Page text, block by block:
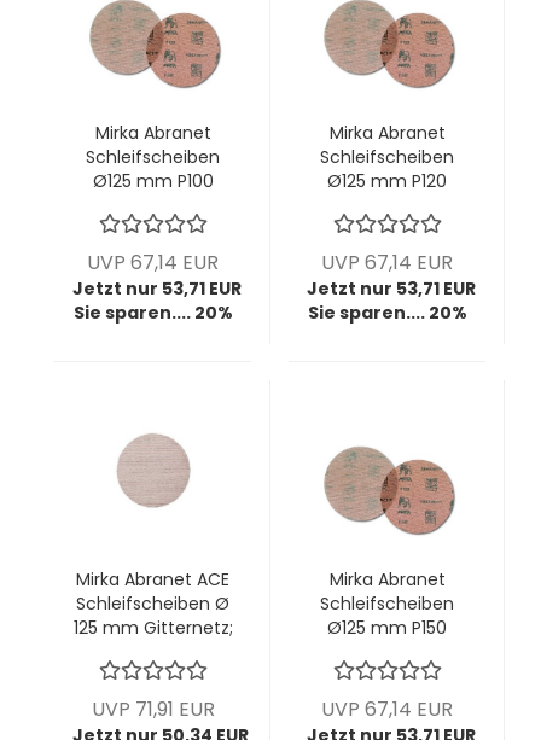
Mirka Abranet
Schleifscheiben
Ø125 mm P100
Stck/Pck
UVP 67,14 EUR
Jetzt nur 53,71 EUR
Sie sparen.... 20%
Mirka Abranet
Schleifscheiben
Ø125 mm P120
Stck/Pck
UVP 67,14 EUR
Jetzt nur 53,71 EUR
Sie sparen.... 20%
Mirka Abranet ACE
Schleifscheiben Ø
125 mm Gitternetz;
Stck/Pck
UVP 71,91 EUR
Jetzt nur 50,34 EUR
Mirka Abranet
Schleifscheiben
Ø125 mm P150
Stck/Pck
UVP 67,14 EUR
Jetzt nur 53,71 EUR